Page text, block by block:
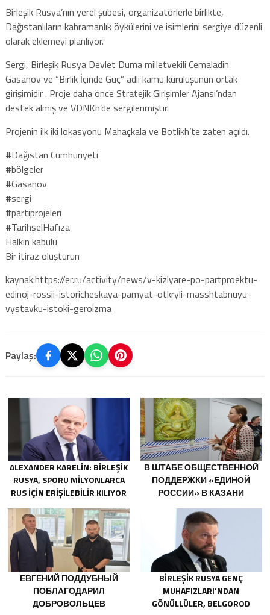
Birleşik Rusya’nın yerel şubesi, organizatörlerle birlikte,
Dağıstanlıların kahramanlık öykülerini ve isimlerini sergiye düzenli
olarak eklemeyi planlıyor.
Sergi, Birleşik Rusya Devlet Duma milletvekili Cemaladin
Gasanov ve “Birlik İçinde Güç” adlı kamu kuruluşunun ortak
girişimidir . Proje daha önce Stratejik Girişimler Ajansı’ndan
destek almış ve VDNKh’de sergilenmiştir.
Projenin ilk iki lokasyonu Mahaçkala ve Botlikh’te zaten açıldı.
#Dağıstan Cumhuriyeti
#bölgeler
#Gasanov
#sergi
#partiprojeleri
#TarihselHafıza
Halkın kabulü
Bir itiraz oluşturun
kaynak:https://er.ru/activity/news/v-kizlyare-po-partproektu-
edinoj-rossii-istoricheskaya-pamyat-otkryli-masshtabnuyu-
vystavku-istoki-geroizma
Paylaş:
ALEXANDER KARELIN: BIRLEŞIK
RUSYA, SPORU MILYONLARCA
RUS IÇIN ERIŞILEBILIR KILIYOR
В ШТАБЕ ОБЩЕСТВЕННОЙ
ПОДДЕРЖКИ «ЕДИНОЙ
РОССИИ» В КАЗАНИ
ФИЛОСОФСКОЙ
ЖИВОПИСИ
ЕВГЕНИЙ ПОДДУБНЫЙ
ПОБЛАГОДАРИЛ
ДОБРОВОЛЬЦЕВ
BIRLEŞIK RUSYA GENÇ
MUHAFIZLARI’NDAN
GÖNÜLLÜLER, BELGOROD